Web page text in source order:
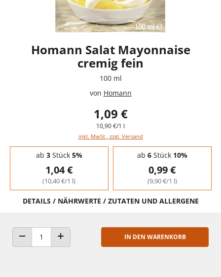
Homann Salat Mayonnaise
cremig fein
100 ml
von Homann
1,09 €
10,90 €/1 l
inkl. MwSt., zzgl. Versand
Staffelpreise - Mengenrabatt
ab 3Stück 5%
1,04 €
(10,40 €/1 l)
ab 6Stück 10%
0,99 €
(9,90 €/1 l)
DETAILS / NÄHRWERTE / ZUTATEN UND ALLERGENE
ANZAHL VERRINGERNANZAHL ERHÖHEN
IN DEN WARENKORB